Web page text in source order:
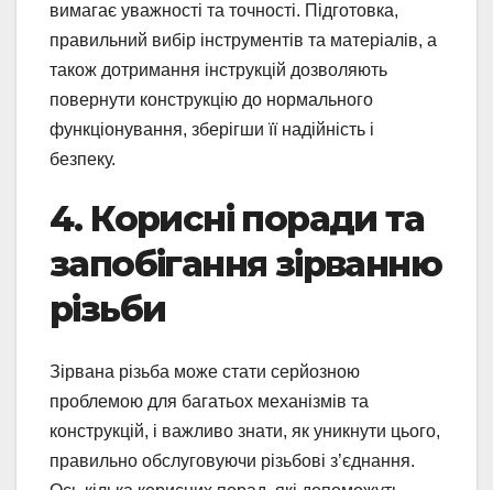
вимагає уважності та точності. Підготовка,
правильний вибір інструментів та матеріалів, а
також дотримання інструкцій дозволяють
повернути конструкцію до нормального
функціонування, зберігши її надійність і
безпеку.
4. Корисні поради та
запобігання зірванню
різьби
Зірвана різьба може стати серйозною
проблемою для багатьох механізмів та
конструкцій, і важливо знати, як уникнути цього,
правильно обслуговуючи різьбові з’єднання.